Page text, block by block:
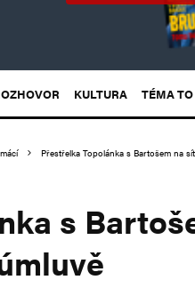
KULTURA TÉMA TO
Přestřelka Topolánka s Bartošem na
s